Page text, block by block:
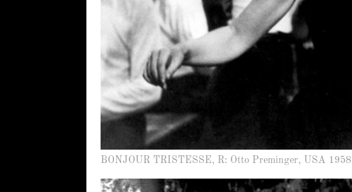
BONJOUR TRISTESSE, R: Otto Preminger, USA 1958